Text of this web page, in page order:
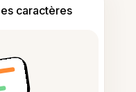
caractères